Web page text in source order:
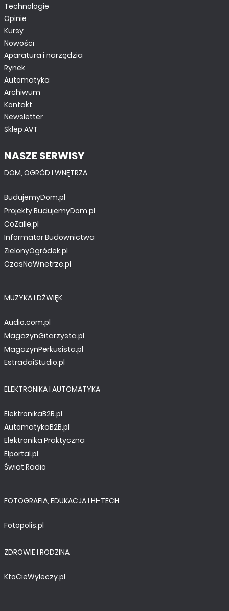
Technologie
Opinie
Kursy
Nowości
Aparatura i narzędzia
Rynek
Automatyka
Archiwum
Kontakt
Newsletter
Sklep AVT
NASZE SERWISY
DOM, OGRÓD I WNĘTRZA
BudujemyDom.pl
Projekty.BudujemyDom.pl
CoZaIle.pl
Informator Budownictwa
ZielonyOgródek.pl
CzasNaWnetrze.pl
MUZYKA I DŹWIĘK
Audio.com.pl
MagazynGitarzysta.pl
MagazynPerkusista.pl
EstradaiStudio.pl
ELEKTRONIKA I AUTOMATYKA
ElektronikaB2B.pl
AutomatykaB2B.pl
Elektronika Praktyczna
Elportal.pl
Świat Radio
FOTOGRAFIA, EDUKACJA I HI-TECH
Fotopolis.pl
ZDROWIE I RODZINA
KtoCieWyleczy.pl